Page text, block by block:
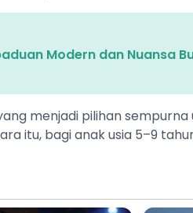
Modern dan Nuansa
menjadi pilihan
itu, bagi anak usia 5–9